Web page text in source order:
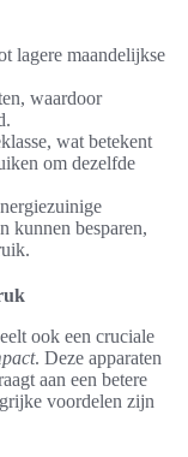
lagere maandelijkse
waardoor
wat betekent
om dezelfde
kunnen besparen,
ook een cruciale
. Deze apparaten
aan een betere
voordelen zijn